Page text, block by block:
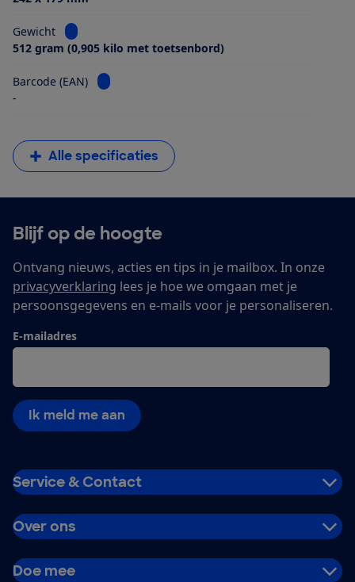
Gewicht
Bekijk informatie voor Gewicht
512 gram (0,905 kilo met toetsenbord)
Barcode (EAN)
Bekijk informatie voor Barcode (EAN)
-
Alle specificaties
Blijf op de hoogte
Ontvang nieuws, acties en tips in je mailbox. In onze
privacyverklaring lees je hoe we omgaan met je
persoonsgegevens en e-mails voor je personaliseren.
E-mailadres
Ik meld me aan
Service & Contact
Over ons
Doe mee